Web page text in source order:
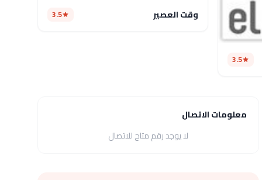
3.5
وقت العصير 3.5
معلومات الاتصال
لا يوجد رقم متاح للاتصال